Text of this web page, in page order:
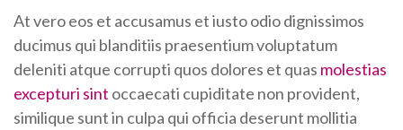
At vero eos et accusamus et iusto odio dignissimos
ducimus qui blanditiis praesentium voluptatum
deleniti atque corrupti quos dolores et quas molestias
excepturi sint occaecati cupiditate non provident,
similique sunt in culpa qui officia deserunt mollitia